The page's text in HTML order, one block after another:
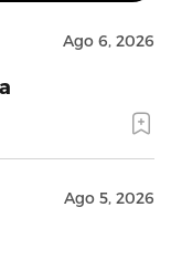
Ago 6, 2026
Ago 5, 2026